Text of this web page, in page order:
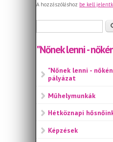
A hozzászóláshoz be kell
"Nőnek lenni -
"Nőnek lenni -
pályázat
Műhelymunkák
Hétköznapi
Képzések